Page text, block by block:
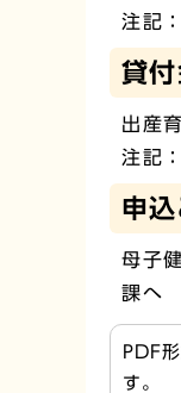
注記
貸
出産
注記
申込
母子
課へ
PDF
す。